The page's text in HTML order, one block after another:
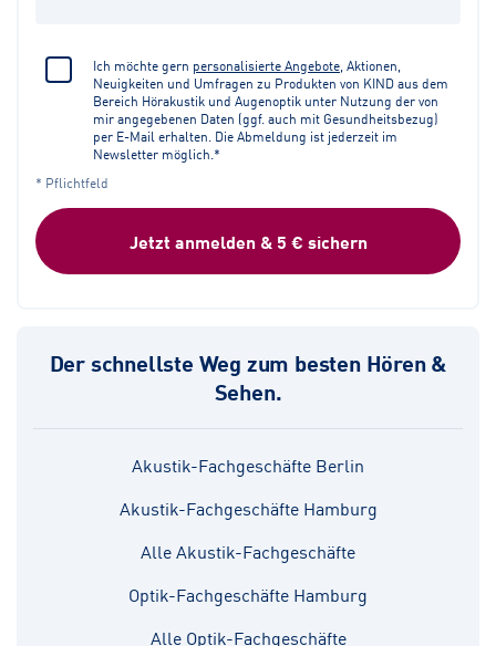
Ich möchte gern personalisierte Angebote, Aktionen,
Neuigkeiten und Umfragen zu Produkten von KIND aus dem
Bereich Hörakustik und Augenoptik unter Nutzung der von
mir angegebenen Daten (ggf. auch mit Gesundheitsbezug)
per E-Mail erhalten. Die Abmeldung ist jederzeit im
Newsletter möglich.*
* Pflichtfeld
Jetzt anmelden & 5 € sichern
Der schnellste Weg zum besten Hören &
Sehen.
Akustik-Fachgeschäfte Berlin
Akustik-Fachgeschäfte Hamburg
Alle Akustik-Fachgeschäfte
Optik-Fachgeschäfte Hamburg
Alle Optik-Fachgeschäfte